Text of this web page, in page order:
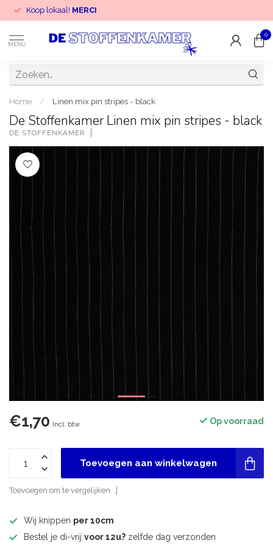
Koop lokaal! MERCI
MENU
0
Home / Linen mix pin stripes - black
De Stoffenkamer Linen mix pin stripes - black
DE STOFFENKAMER
€1,70 Incl. btw Op voorraad
Toevoegen aan winkelwagen
Toevoegen om te vergelijken
Wij knippen per 10cm
Bestel je di-vrij voor 12u? zelfde dag verzonden